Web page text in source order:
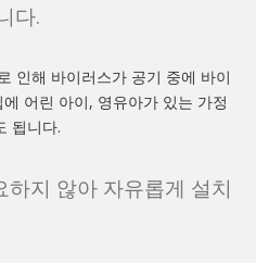
다.
인해 바이러스가 공기 중에 바이
어린 아이, 영유아가 있는 가정
됩니다.
하지 않아 자유롭게 설치